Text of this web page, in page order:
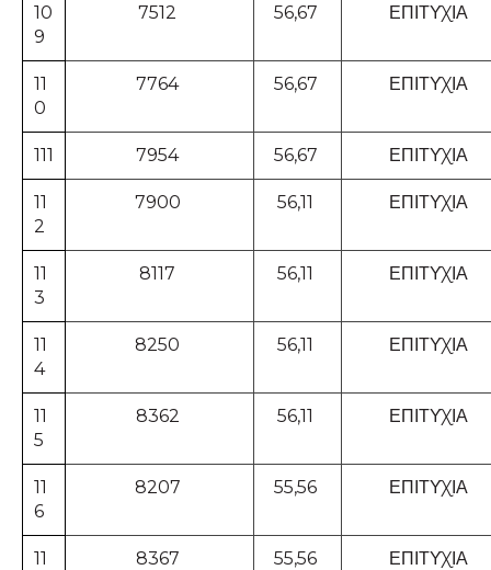
10
9
7512 56,67 ΕΠΙΤΥΧΙΑ
11
0
7764 56,67 ΕΠΙΤΥΧΙΑ
111 7954 56,67 ΕΠΙΤΥΧΙΑ
11
2
7900 56,11 ΕΠΙΤΥΧΙΑ
11
3
8117 56,11 ΕΠΙΤΥΧΙΑ
11
4
8250 56,11 ΕΠΙΤΥΧΙΑ
11
5
8362 56,11 ΕΠΙΤΥΧΙΑ
11
6
8207 55,56 ΕΠΙΤΥΧΙΑ
11
8367 55,56 ΕΠΙΤΥΧΙΑ